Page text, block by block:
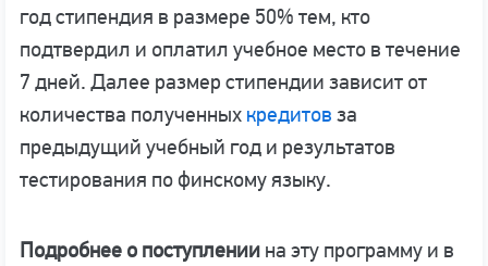
год стипендия в размере 50% тем, кто
подтвердил и оплатил учебное место в течение
7 дней. Далее размер стипендии зависит от
количества полученных кредитов за
предыдущий учебный год и результатов
тестирования по финскому языку.
Подробнее о поступлении на эту программу и в